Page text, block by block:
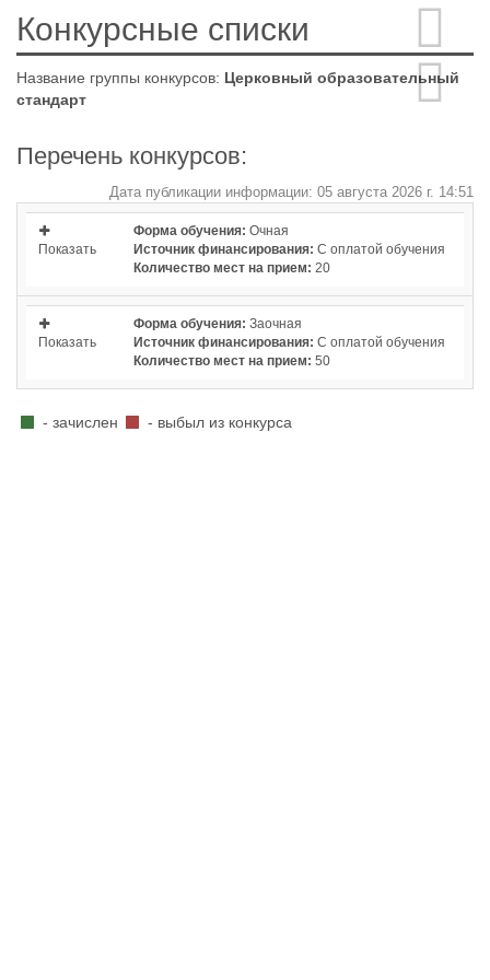
Конкурсные списки
Название группы конкурсов: Церковный образовательный
стандарт
Перечень конкурсов:
Дата публикации информации: 05 августа 2026 г. 14:51
Показать
Форма обучения: Очная
Источник финансирования: С оплатой обучения
Количество мест на прием: 20
Показать
Форма обучения: Заочная
Источник финансирования: С оплатой обучения
Количество мест на прием: 50
- зачислен - выбыл из конкурса